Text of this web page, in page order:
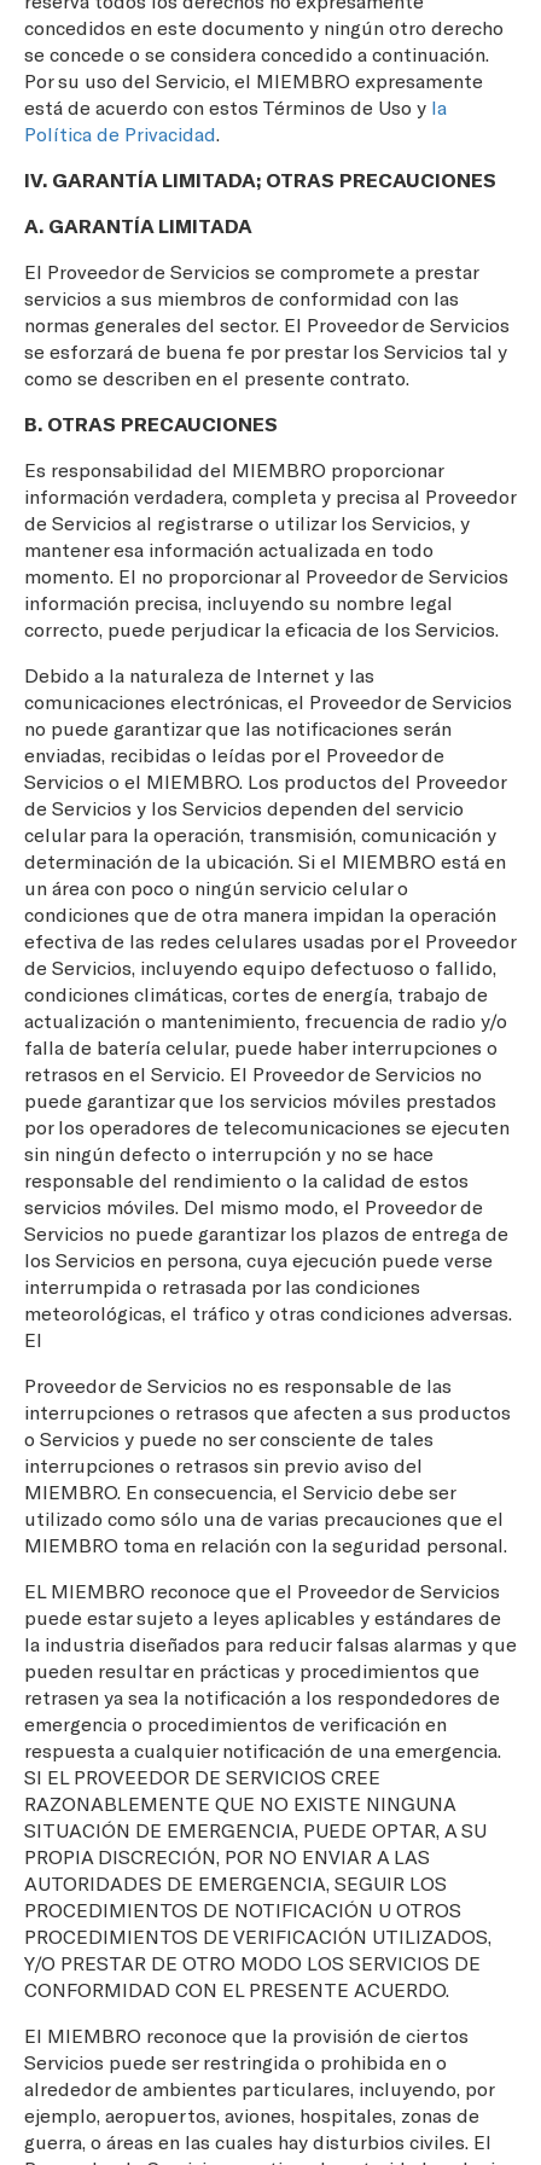
concedidos en este documento y ningún otro derecho
se concede o se considera concedido a continuación.
Por su uso del Servicio, el MIEMBRO expresamente
está de acuerdo con estos Términos de Uso y la
Política de Privacidad.
IV. GARANTÍA LIMITADA; OTRAS PRECAUCIONES
A. GARANTÍA LIMITADA
El Proveedor de Servicios se compromete a prestar
servicios a sus miembros de conformidad con las
normas generales del sector. El Proveedor de Servicios
se esforzará de buena fe por prestar los Servicios tal y
como se describen en el presente contrato.
B. OTRAS PRECAUCIONES
Es responsabilidad del MIEMBRO proporcionar
información verdadera, completa y precisa al Proveedor
de Servicios al registrarse o utilizar los Servicios, y
mantener esa información actualizada en todo
momento. El no proporcionar al Proveedor de Servicios
información precisa, incluyendo su nombre legal
correcto, puede perjudicar la eficacia de los Servicios.
Debido a la naturaleza de Internet y las
comunicaciones electrónicas, el Proveedor de Servicios
no puede garantizar que las notificaciones serán
enviadas, recibidas o leídas por el Proveedor de
Servicios o el MIEMBRO. Los productos del Proveedor
de Servicios y los Servicios dependen del servicio
celular para la operación, transmisión, comunicación y
determinación de la ubicación. Si el MIEMBRO está en
un área con poco o ningún servicio celular o
condiciones que de otra manera impidan la operación
efectiva de las redes celulares usadas por el Proveedor
de Servicios, incluyendo equipo defectuoso o fallido,
condiciones climáticas, cortes de energía, trabajo de
actualización o mantenimiento, frecuencia de radio y/o
falla de batería celular, puede haber interrupciones o
retrasos en el Servicio. El Proveedor de Servicios no
puede garantizar que los servicios móviles prestados
por los operadores de telecomunicaciones se ejecuten
sin ningún defecto o interrupción y no se hace
responsable del rendimiento o la calidad de estos
servicios móviles. Del mismo modo, el Proveedor de
Servicios no puede garantizar los plazos de entrega de
los Servicios en persona, cuya ejecución puede verse
interrumpida o retrasada por las condiciones
meteorológicas, el tráfico y otras condiciones adversas.
El
Proveedor de Servicios no es responsable de las
interrupciones o retrasos que afecten a sus productos
o Servicios y puede no ser consciente de tales
interrupciones o retrasos sin previo aviso del
MIEMBRO. En consecuencia, el Servicio debe ser
utilizado como sólo una de varias precauciones que el
MIEMBRO toma en relación con la seguridad personal.
EL MIEMBRO reconoce que el Proveedor de Servicios
puede estar sujeto a leyes aplicables y estándares de
la industria diseñados para reducir falsas alarmas y que
pueden resultar en prácticas y procedimientos que
retrasen ya sea la notificación a los respondedores de
emergencia o procedimientos de verificación en
respuesta a cualquier notificación de una emergencia.
SI EL PROVEEDOR DE SERVICIOS CREE
RAZONABLEMENTE QUE NO EXISTE NINGUNA
SITUACIÓN DE EMERGENCIA, PUEDE OPTAR, A SU
PROPIA DISCRECIÓN, POR NO ENVIAR A LAS
AUTORIDADES DE EMERGENCIA, SEGUIR LOS
PROCEDIMIENTOS DE NOTIFICACIÓN U OTROS
PROCEDIMIENTOS DE VERIFICACIÓN UTILIZADOS,
Y/O PRESTAR DE OTRO MODO LOS SERVICIOS DE
CONFORMIDAD CON EL PRESENTE ACUERDO.
El MIEMBRO reconoce que la provisión de ciertos
Servicios puede ser restringida o prohibida en o
alrededor de ambientes particulares, incluyendo, por
ejemplo, aeropuertos, aviones, hospitales, zonas de
guerra, o áreas en las cuales hay disturbios civiles. El